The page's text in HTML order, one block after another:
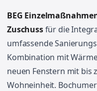
BEG
Zuschussfür die
umfassende
Kombination mit
neuen Fenstern mit bis
Wohneinheit.